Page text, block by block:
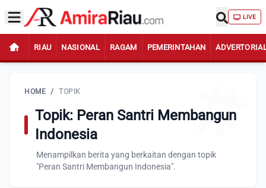
LIVE
RIAU NASIONAL RAGAM PEMERINTAHAN
HOME / TOPIK
Topik: Peran Santri Membangun
Indonesia
Menampilkan berita yang berkaitan dengan topik
"Peran Santri Membangun Indonesia".